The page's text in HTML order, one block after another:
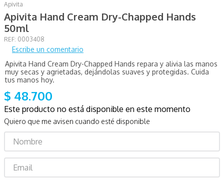
Apivita
Apivita Hand Cream Dry-Chapped Hands
50ml
: 0003408
Escribe un comentario
Apivita Hand Cream Dry-Chapped Hands repara y alivia las manos
muy secas y agrietadas, dejándolas suaves y protegidas. Cuida
tus manos hoy.
$ 48.700
Este producto no está disponible en este momento
Quiero que me avisen cuando esté disponible
posay